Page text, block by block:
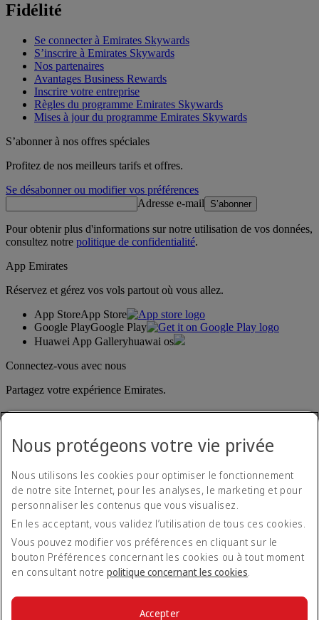
Fidélité
Se connecter à Emirates Skywards
S’inscrire à Emirates Skywards
Nos partenaires
Avantages Business Rewards
Inscrire votre entreprise
Règles du programme Emirates Skywards
Mises à jour du programme Emirates Skywards
S’abonner à nos offres spéciales
Profitez de nos meilleurs tarifs et offres.
Se désabonner ou modifier vos préférences
Adresse e-mail
S’abonner
Pour obtenir plus d'informations sur notre utilisation de vos données,
consultez notre politique de confidentialité.
App Emirates
Réservez et gérez vos vols partout où vous allez.
App StoreApp Store
Google PlayGoogle Play
Huawei App Galleryhuawai os
Connectez-vous avec nous
Partagez votre expérience Emirates.
Déclaration d'accessibilité
Nous contacter
Politique de confidentialité
Conditions générales
Politique en matière de cookies
Cyber-sécurité
Nous protégeons votre vie privée
Nous utilisons les cookies pour optimiser le fonctionnement
de notre site Internet, pour les analyses, le marketing et pour
personnaliser les contenus que vous visualisez.
En les acceptant, vous validez l’utilisation de tous ces cookies.
Vous pouvez modifier vos préférences en cliquant sur le
bouton Préférences concernant les cookies ou à tout moment
en consultant notrepolitique concernant les cookies.
Accepter